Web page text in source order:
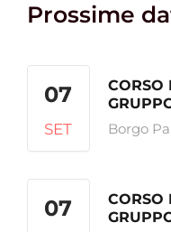
Prossime
07
SET
CORSO
Borgo
07
CORSO